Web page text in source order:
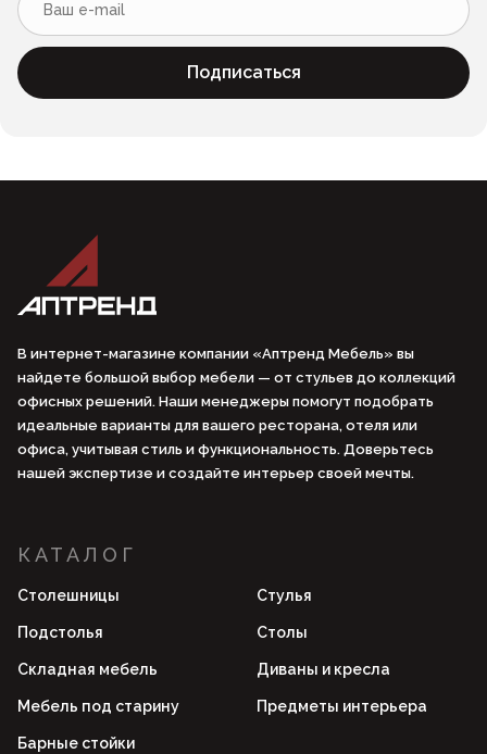
Подписаться
В интернет-магазине компании «Аптренд Мебель» вы
найдете большой выбор мебели — от стульев до коллекций
офисных решений. Наши менеджеры помогут подобрать
идеальные варианты для вашего ресторана, отеля или
офиса, учитывая стиль и функциональность. Доверьтесь
нашей экспертизе и создайте интерьер своей мечты.
КАТАЛОГ
Столешницы Стулья
Подстолья Столы
Складная мебель Диваны и кресла
Мебель под старину Предметы интерьера
Барные стойки